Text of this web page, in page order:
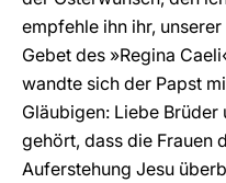
empfehle ihn ihr,
Gebet des »Regina
wandte sich der Papst
Gläubigen: Liebe
gehört, dass die Frauen
Auferstehung Jesu